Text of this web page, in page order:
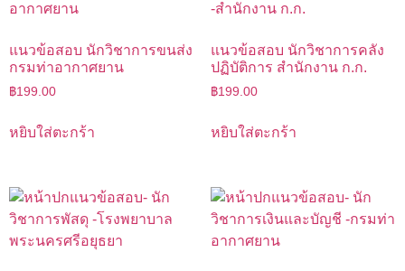
แนวข้อสอบ นักวิชาการขนส่ง
กรมท่าอากาศยาน
฿199.00
หยิบใส่ตะกร้า
แนวข้อสอบ นักวิชาการคลัง
ปฏิบัติการ สำนักงาน ก.ก.
฿199.00
หยิบใส่ตะกร้า